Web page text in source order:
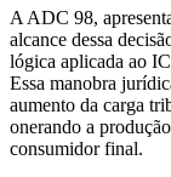
A ADC 98,
alcance dessa
lógica aplicada ao
Essa manobra
aumento da carga
onerando a
consumidor final.